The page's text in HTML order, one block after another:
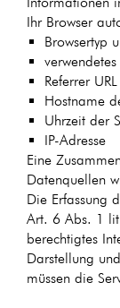
Ihr Browser
Browsertyp
Referrer URL
Hostname
Uhrzeit der
IP-Adresse
Eine
Datenquellen
Die Erfassung
Art. 6 Abs. 1
berechtigtes
Darstellung
müssen die